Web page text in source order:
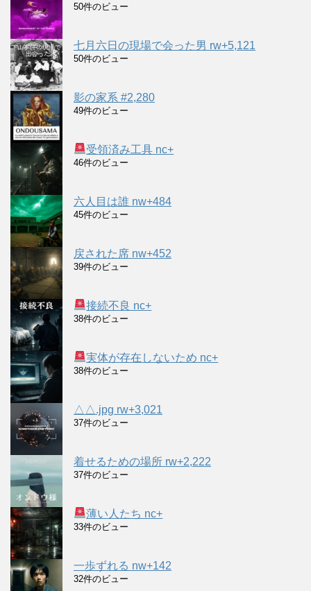
50件のビュー
七月六日の現場で会った男 rw+5,121
50件のビュー
影の家系 #2,280
49件のビュー
受領済み工具 nc+
46件のビュー
六人目は誰 nw+484
45件のビュー
戻された席 nw+452
39件のビュー
接続不良 nc+
38件のビュー
実体が存在しないため nc+
38件のビュー
△△.jpg rw+3,021
37件のビュー
着せるための場所 rw+2,222
37件のビュー
薄い人たち nc+
33件のビュー
一歩ずれる nw+142
32件のビュー